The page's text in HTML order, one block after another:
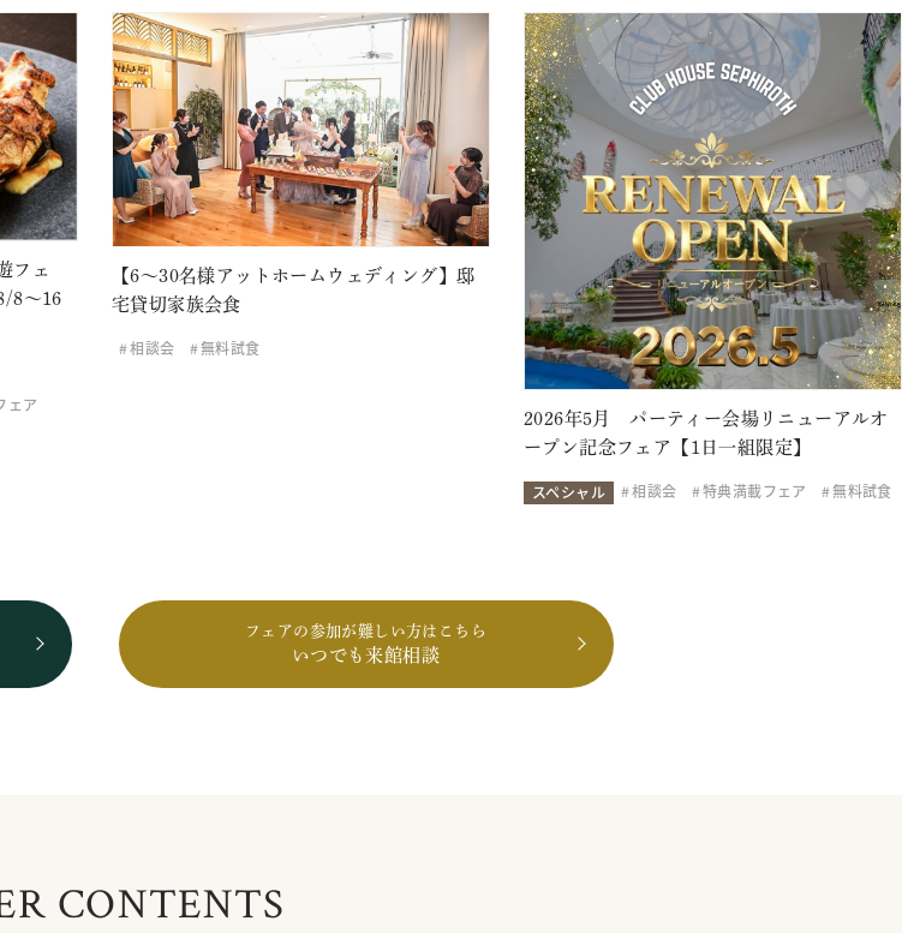
フェ
8～16
ェア
【6～30名様アットホームウェディング】邸
宅貸切家族会食
相談会 無料試食
2026年5月 パーティー会場リニューアルオ
ープン記念フェア【1日一組限定】
スペシャル 相談会 特典満載フェア 無料試食
フェアの参加が難しい方はこちら
いつでも来館相談
CONTENTS